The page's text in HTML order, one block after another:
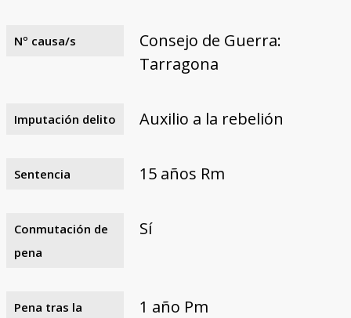
Nº causa/s
Consejo de Guerra:
Tarragona
Imputación delito Auxilio a la rebelión
Sentencia 15 años Rm
Conmutación de
pena
Sí
Pena tras la
1 año Pm